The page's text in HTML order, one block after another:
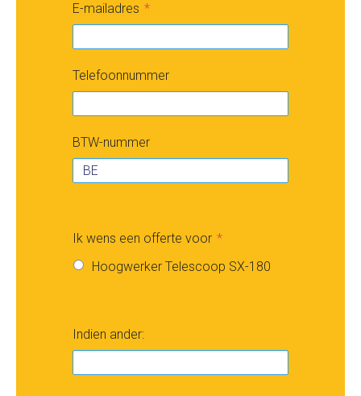
E-mailadres
Telefoonnummer
BTW-nummer
Ik wens een offerte voor
Hoogwerker Telescoop SX-180
Indien ander: